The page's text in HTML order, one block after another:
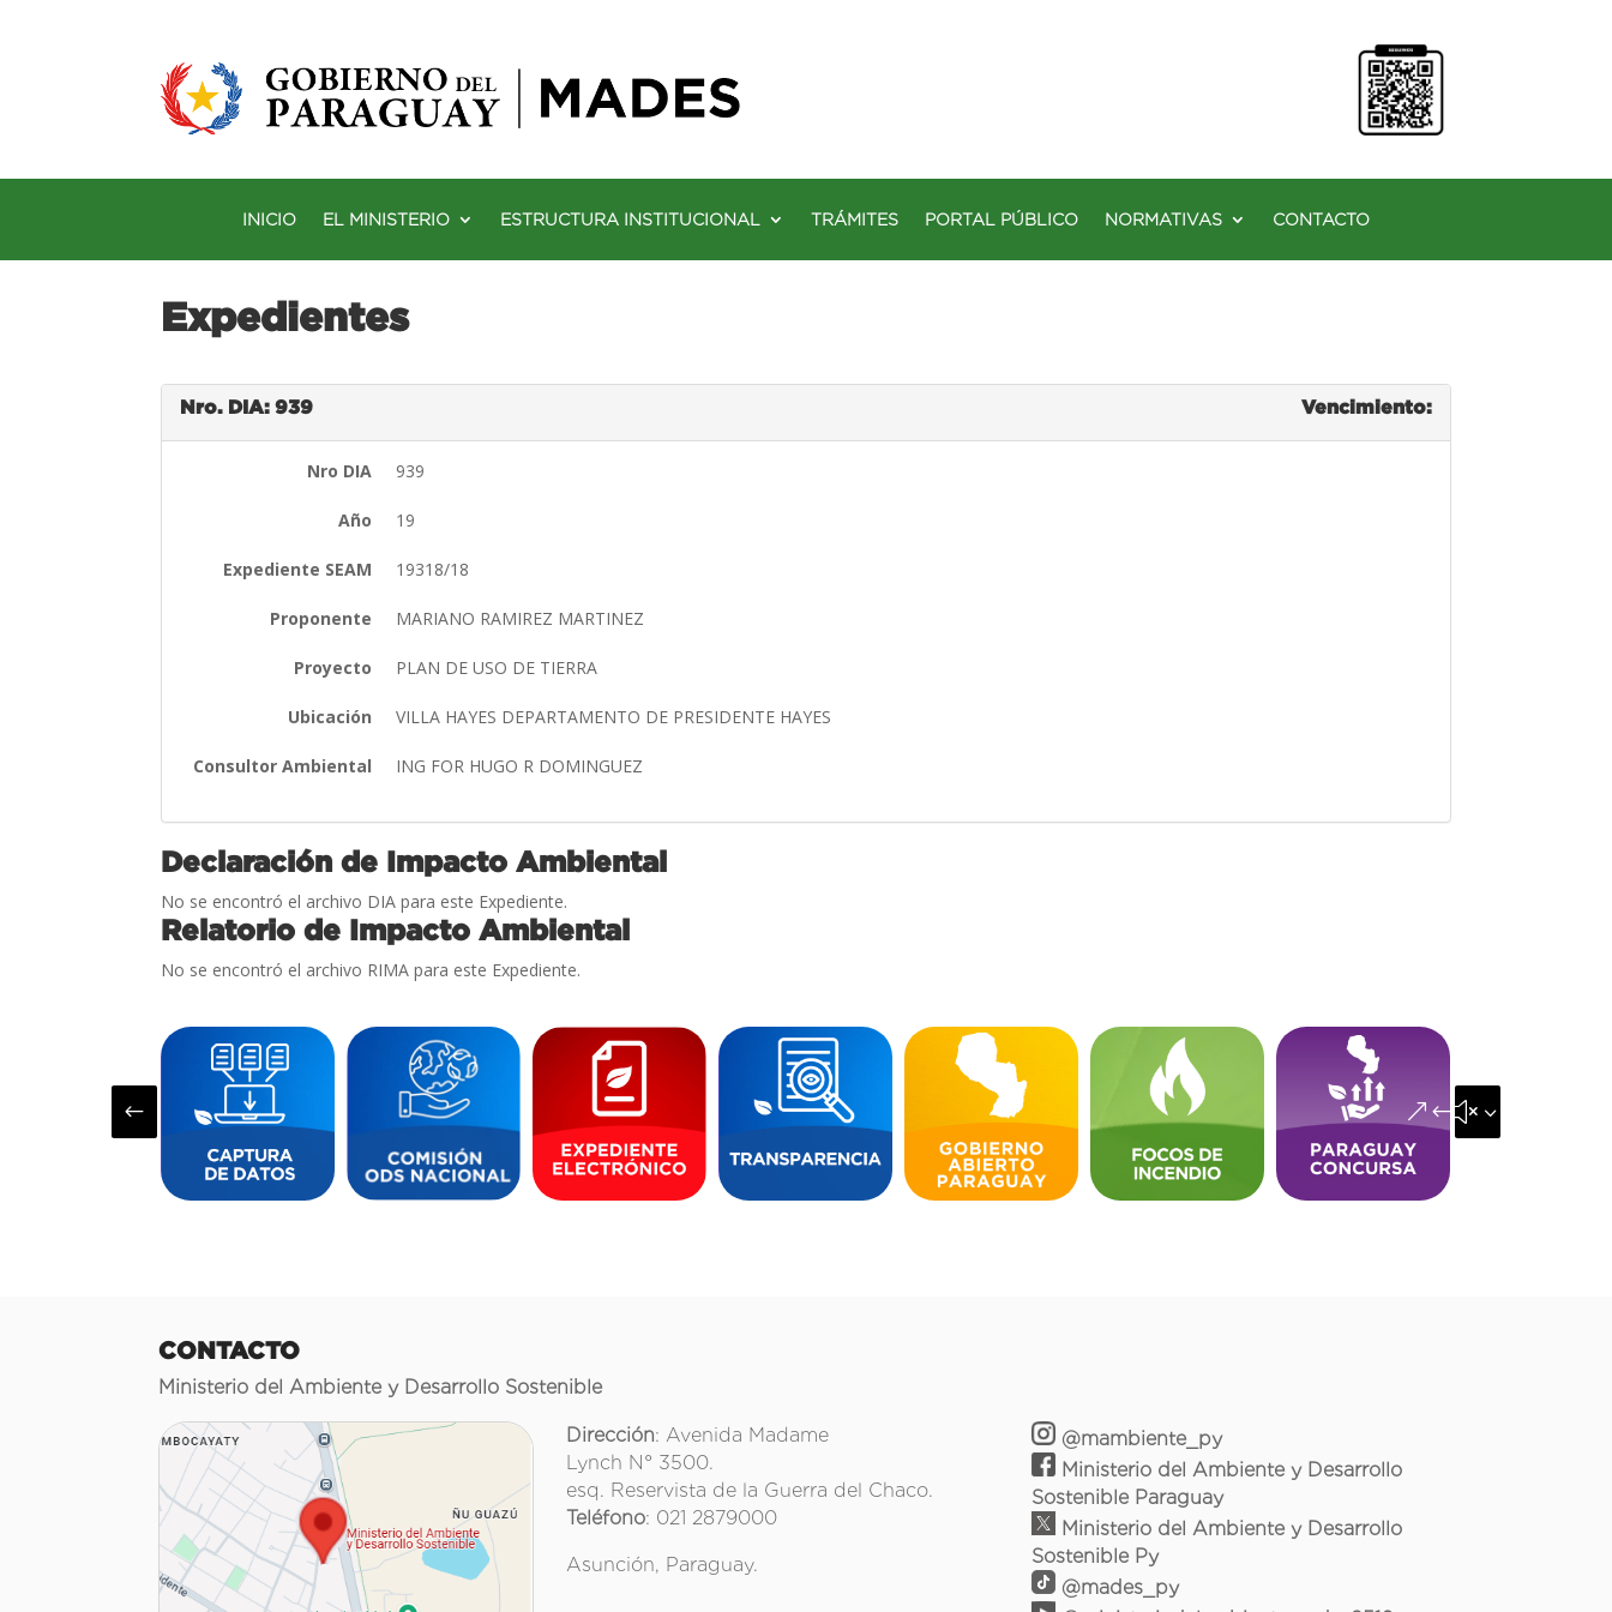
INICIO EL MINISTERIO ESTRUCTURA INSTITUCIONAL TRÁMITES PORTAL PÚBLICO NORMATIVAS CONTACTO
Expedientes
Nro. DIA: 939 Vencimiento:
Nro DIA 939
Año 19
Expediente SEAM 19318/18
Proponente MARIANO RAMIREZ MARTINEZ
Proyecto PLAN DE USO DE TIERRA
Ubicación VILLA HAYES DEPARTAMENTO DE PRESIDENTE HAYES
Consultor Ambiental ING FOR HUGO R DOMINGUEZ
Declaración de Impacto Ambiental
No se encontró el archivo DIA para este Expediente.
Relatorio de Impacto Ambiental
No se encontró el archivo RIMA para este Expediente.
# &#x35;
CONTACTO
Ministerio del Ambiente y Desarrollo Sostenible
Dirección: Avenida Madame
Lynch N° 3500.
esq. Reservista de la Guerra del Chaco.
Teléfono: 021 2879000
Asunción, Paraguay.
@mambiente_py
Ministerio del Ambiente y Desarrollo
Sostenible Paraguay
Ministerio del Ambiente y Desarrollo
Sostenible Py
@mades_py